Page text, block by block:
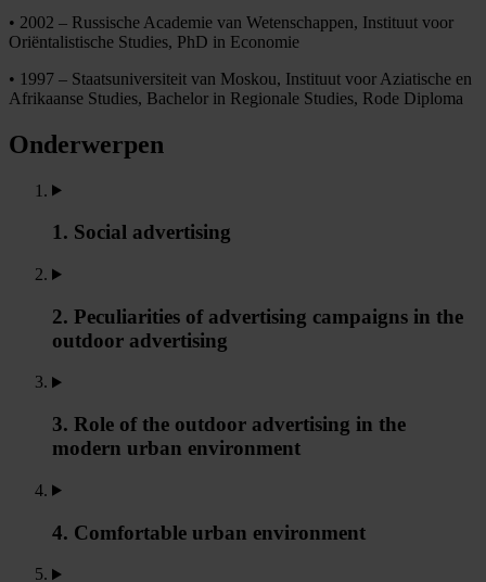
• 2002 – Russische Academie van Wetenschappen, Instituut voor
Oriëntalistische Studies, PhD in Economie
• 1997 – Staatsuniversiteit van Moskou, Instituut voor Aziatische en
Afrikaanse Studies, Bachelor in Regionale Studies, Rode Diploma
Onderwerpen
1. Social advertising
2. Peculiarities of advertising campaigns in the
outdoor advertising
3. Role of the outdoor advertising in the
modern urban environment
4. Comfortable urban environment